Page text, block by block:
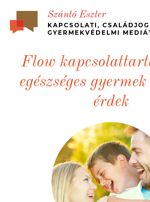
Szántó Eszter
KAPCSOLATI,
GYERMEKVÉDELMI
BEMUTATKOZÁS
RÓLAM ÍRTÁK – ÜGYFÉL
BÉKÉS, GYORS VÁLÁS
MÉDIA MEGJELENÉSEK,
JOGI HÁTTÉR
KAPCSOLAT
MEDIATION – IN ENGLISH
Flow
egészséges
érdek